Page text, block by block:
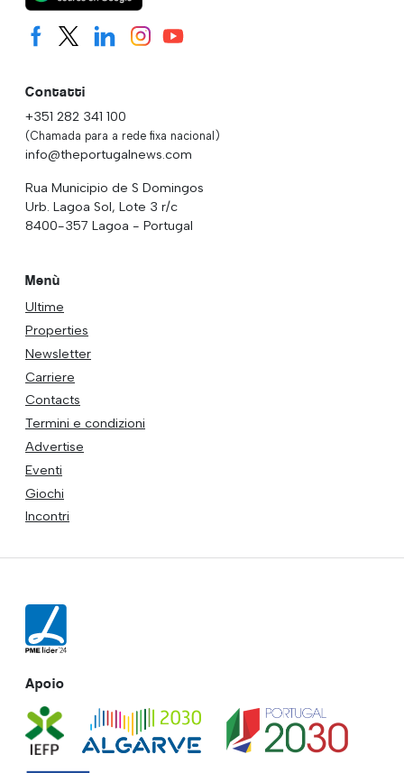
Contatti
+351 282 341 100
(Chamada para a rede fixa nacional)
info@theportugalnews.com
Rua Municipio de S Domingos
Urb. Lagoa Sol, Lote 3 r/c
8400-357 Lagoa - Portugal
Menù
Ultime
Properties
Newsletter
Carriere
Contacts
Termini e condizioni
Advertise
Eventi
Giochi
Incontri
Apoio